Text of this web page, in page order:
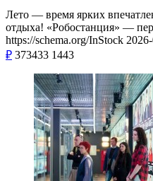
Лето — время ярких
отдыха! «Робостанция» —
https://schema.org/InStock
₽ 373433 1443